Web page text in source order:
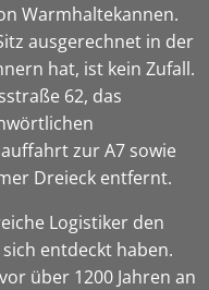
Warmhaltekannen.
ausgerechnet in der
hat, ist kein Zufall.
62, das
zur A7 sowie
Dreieck entfernt.
Logistiker den
entdeckt haben.
über 1200 Jahren an